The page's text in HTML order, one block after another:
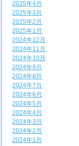
2025年4月
2025年3月
2025年2月
2025年1月
2024年12月
2024年11月
2024年10月
2024年9月
2024年8月
2024年7月
2024年6月
2024年5月
2024年4月
2024年3月
2024年2月
2024年1月